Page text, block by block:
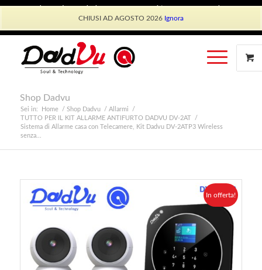
CHIUSI AD AGOSTO 2026 Ignora
Shop Dadvu
Sei in: Home / Shop Dadvu / Allarmi
/
TUTTO PER IL KIT ALLARME ANTIFURTO DADVU DV-2AT
/
Sistema di Allarme casa con Telecamere, Kit Dadvu DV-2ATP3 Wireless
senza...
In offerta!